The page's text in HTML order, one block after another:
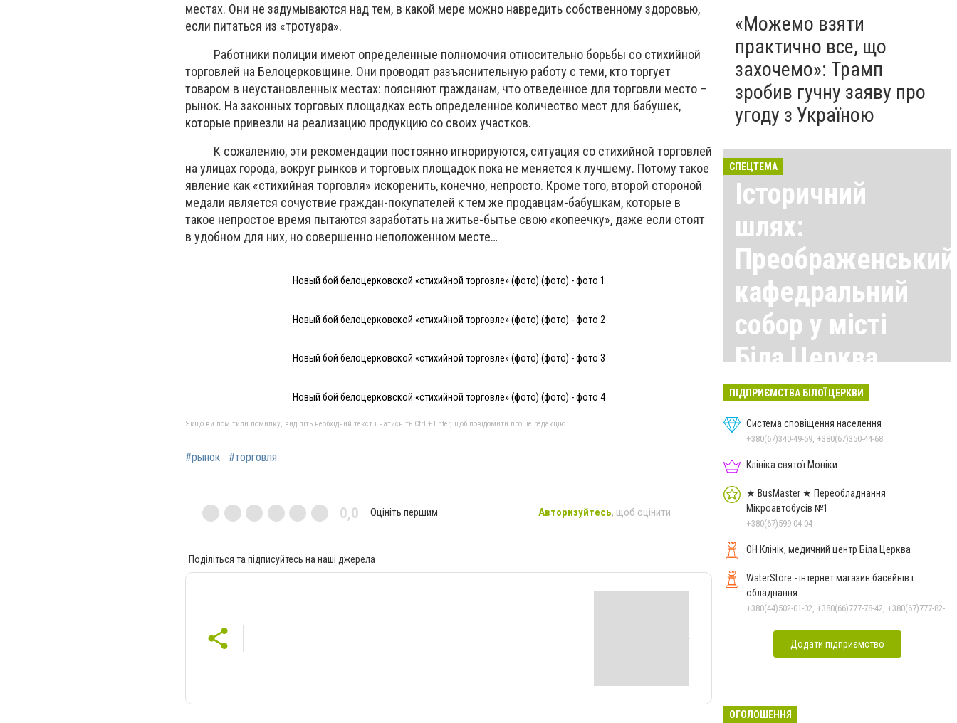
местах. Они не задумываются над тем, в какой мере можно навредить собственному здоровью,
если питаться из «тротуара».
Работники полиции имеют определенные полномочия относительно борьбы со стихийной
торговлей на Белоцерковщине. Они проводят разъяснительную работу с теми, кто торгует
товаром в неустановленных местах: поясняют гражданам, что отведенное для торговли место –
рынок. На законных торговых площадках есть определенное количество мест для бабушек,
которые привезли на реализацию продукцию со своих участков.
К сожалению, эти рекомендации постоянно игнорируются, ситуация со стихийной торговлей
на улицах города, вокруг рынков и торговых площадок пока не меняется к лучшему. Потому такое
явление как «стихийная торговля» искоренить, конечно, непросто. Кроме того, второй стороной
медали является сочуствие граждан-покупателей к тем же продавцам-бабушкам, которые в
такое непростое время пытаются заработать на житье-бытье свою «копеечку», даже если стоят
в удобном для них, но совершенно неположенном месте…
Новый бой белоцерковской «стихийной торговле» (фото) (фото) - фото 1
Новый бой белоцерковской «стихийной торговле» (фото) (фото) - фото 2
Новый бой белоцерковской «стихийной торговле» (фото) (фото) - фото 3
Новый бой белоцерковской «стихийной торговле» (фото) (фото) - фото 4
Якщо ви помітили помилку, виділіть необхідний текст і натисніть Ctrl + Enter, щоб повідомити про це редакцію
#рынок #торговля
0,0 Оцініть першим Авторизуйтесь, щоб оцінити
Поділіться та підписуйтесь на наші джерела
«Можемо взяти
практично все, що
захочемо»: Трамп
зробив гучну заяву про
угоду з Україною
СПЕЦТЕМА
Історичний
шлях:
Преображенський
кафедральний
собор у місті
Біла Церква
Всі матеріали тут
ПІДПРИЄМСТВА БІЛОЇ ЦЕРКВИ
Система сповіщення населення
+380(67)340-49-59, +380(67)350-44-68
Клініка святої Моніки
★ BusMaster ★ Переобладнання
Мікроавтобусів №1
+380(67)599-04-04
ОН Клінік, медичний центр Біла Церква
WaterStore - інтернет магазин басейнів і
обладнання
Додати підприємство
ОГОЛОШЕННЯ